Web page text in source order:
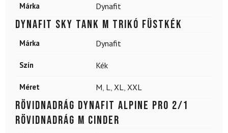
Márka Dynafit
DYNAFIT Sky Tank M trikó füstkék
Márka Dynafit
Szín Kék
Méret M L XL XXL
Rövidnadrág DYNAFIT Alpine Pro 2/1
Rövidnadrág M Cinder